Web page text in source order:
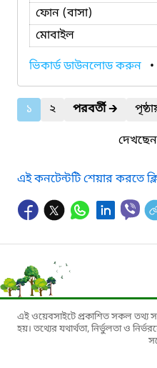
ফোন (বাসা)
মোবাইল
ভিকার্ড ডাউনলোড করুন •
১ ২ পরবর্তী🡲
দেখছেন
এই কনটেন্টটি শেয়ার করতে
এই ওয়েবসাইটে প্রকাশিত সকল তথ্য
হয়। তথ্যের যথার্থতা, নির্ভুলতা ও